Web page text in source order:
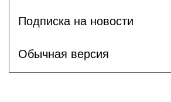
Подписка на новости
Обычная версия